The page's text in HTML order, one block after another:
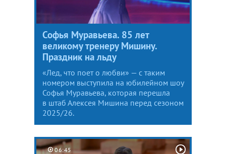
Софья Муравьева. 85 лет
великому тренеру Мишину.
Праздник на льду
«Лед, что поет о любви» — с таким
номером выступила на юбилейном шоу
Софья Муравьева, которая перешла
в штаб Алексея Мишина перед сезоном
2025/26.
06:45